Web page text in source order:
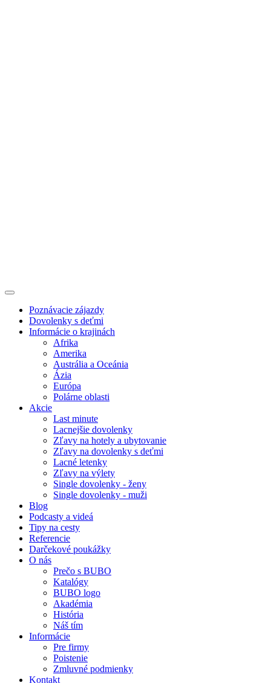
Poznávacie zájazdy
Dovolenky s deťmi
Informácie o krajinách
Afrika
Amerika
Austrália a Oceánia
Ázia
Európa
Polárne oblasti
Akcie
Last minute
Lacnejšie dovolenky
Zľavy na hotely a ubytovanie
Zľavy na dovolenky s deťmi
Lacné letenky
Zľavy na výlety
Single dovolenky - ženy
Single dovolenky - muži
Blog
Podcasty a videá
Tipy na cesty
Referencie
Darčekové poukážky
O nás
Prečo s BUBO
Katalógy
BUBO logo
Akadémia
História
Náš tím
Informácie
Pre firmy
Poistenie
Zmluvné podmienky
Kontakt